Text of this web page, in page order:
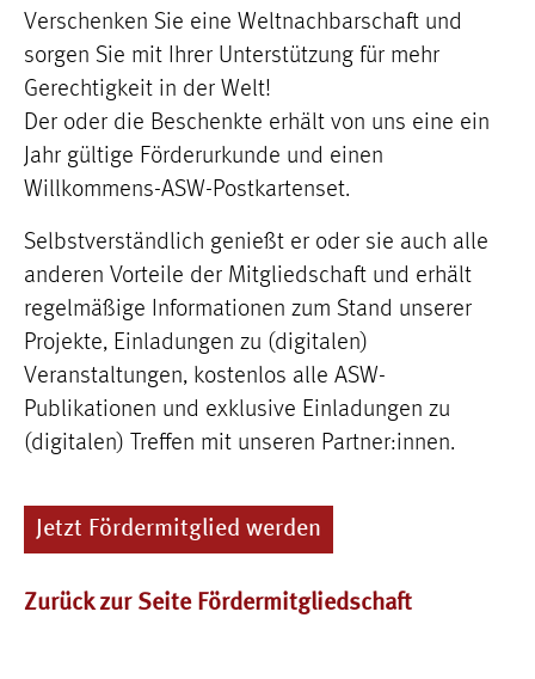
Verschenken Sie eine Weltnachbarschaft und
sorgen Sie mit Ihrer Unterstützung für mehr
Gerechtigkeit in der Welt!
Der oder die Beschenkte erhält von uns eine ein
Jahr gültige Förderurkunde und einen
Willkommens-ASW-Postkartenset.
Selbstverständlich genießt er oder sie auch alle
anderen Vorteile der Mitgliedschaft und erhält
regelmäßige Informationen zum Stand unserer
Projekte, Einladungen zu (digitalen)
Veranstaltungen, kostenlos alle ASW-
Publikationen und exklusive Einladungen zu
(digitalen) Treffen mit unseren Partner:innen.
Jetzt Fördermitglied werden
Zurück zur Seite Fördermitgliedschaft